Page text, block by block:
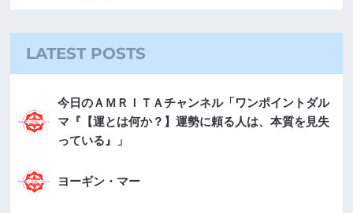
LATEST POSTS
今日のＡＭＲＩＴＡチャンネル「ワンポイントダル
マ『【運とは何か？】運勢に頼る人は、本質を見失
っている』」
ヨーギン・マー